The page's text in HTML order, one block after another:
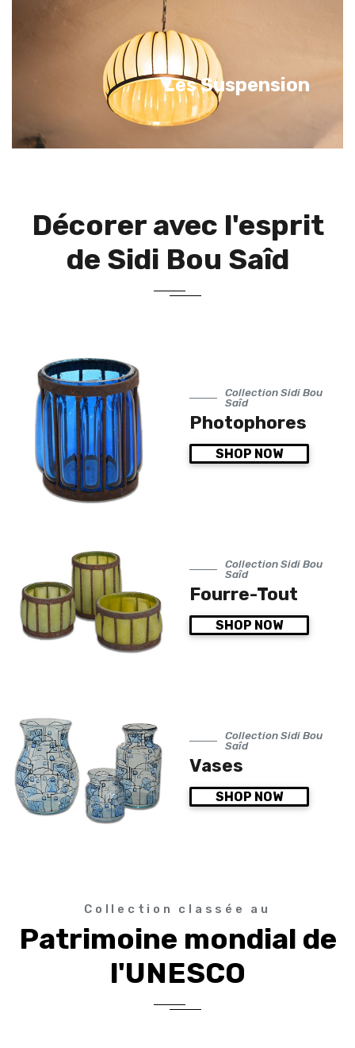
Les Suspension
Décorer avec l'esprit
de Sidi Bou Saîd
Collection Sidi Bou
Saîd
Photophores
SHOP NOW
Collection Sidi Bou
Saîd
Fourre-Tout
SHOP NOW
Collection Sidi Bou
Saîd
Vases
SHOP NOW
Collection classée au
Patrimoine mondial de
l'UNESCO